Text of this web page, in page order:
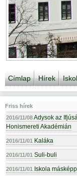
Címlap Hírek
Friss hírek
2016/11/08Adysok az
Honismereti Akadémián
2016/11/01 Kaláka
2016/11/01 Suli-buli
2016/11/01 Iskola